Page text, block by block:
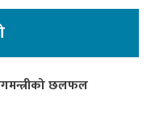
छलफल